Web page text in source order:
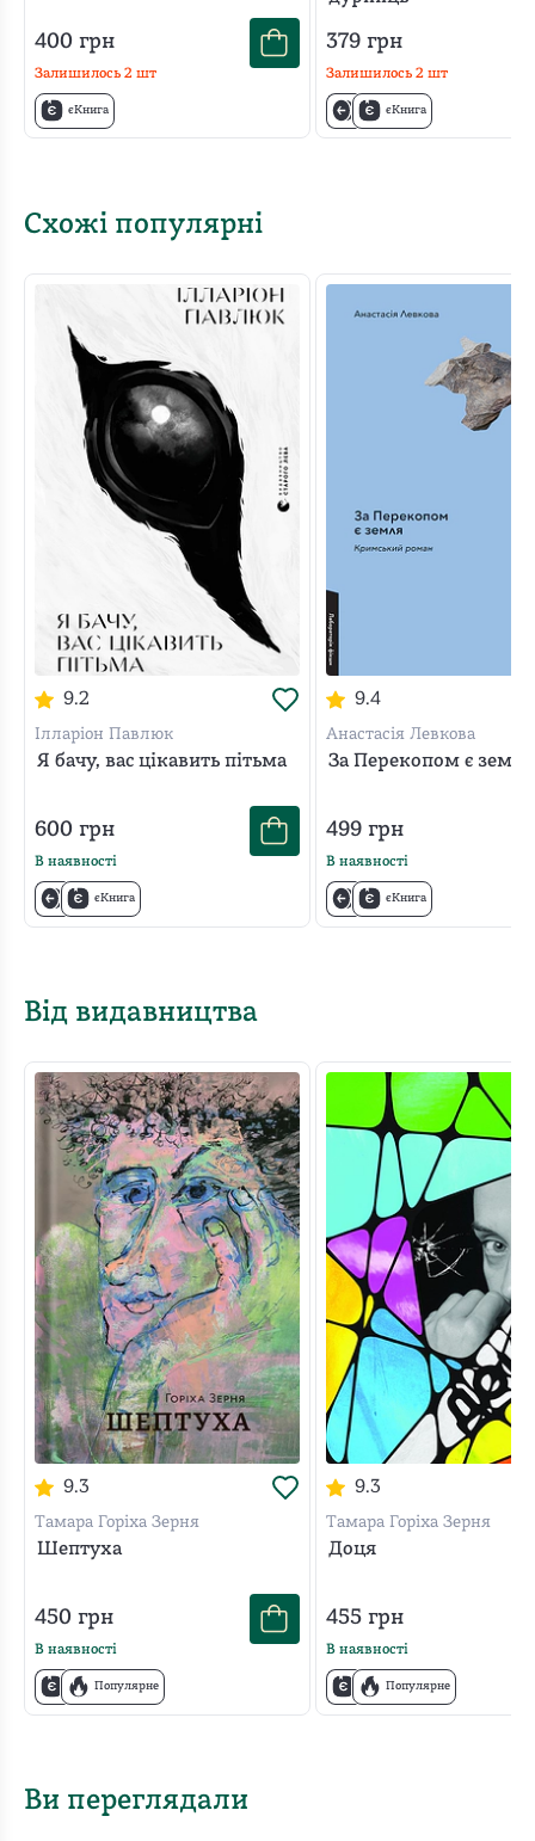
400 грн
Залишилось 2 шт
єКнига
379грн
Залишилось 2шт
єКнига
Схожі популярні
9.2
Ілларіон Павлюк
Я бачу, вас цікавить пітьма
600 грн
В наявності
єКнига
9.4
Анастасія Левкова
За Перекопом є земля
499грн
В наявності
єКнига
Від видавництва
9.3
Тамара Горіха Зерня
Шептуха
450 грн
В наявності
Популярне
9.3
Тамара Горіха Зерня
Доця
455грн
В наявності
Популярне
Ви переглядали